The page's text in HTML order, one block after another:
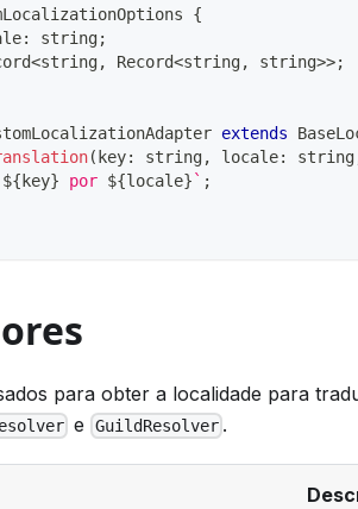
{
: string;
<string, Record<string, string>>;
extends
( key: string, locale: string
${ key} por ${locale} ` ;
para obter a localidade para
e GuildResolver .